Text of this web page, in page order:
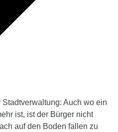
Auch wo ein
ist, ist der Bürger nicht
auf den Boden fallen zu